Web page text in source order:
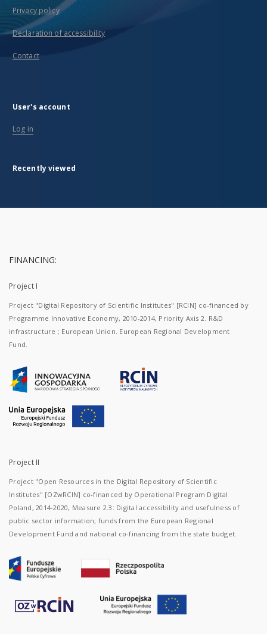
Privacy policy
Declaration of accessibility
Contact
User's account
Log in
Recently viewed
FINANCING:
Project I
Project "Digital Repository of Scientific Institutes" [RCIN] co-financed by
Programme Innovative Economy, 2010-2014, Priority Axis 2. R&D
infrastructure ; European Union. European Regional Development
Fund.
Project II
Project "Open Resources in the Digital Repository of Scientific
Institutes" [OZwRCIN] co-financed by Operational Program Digital
Poland, 2014-2020, Measure 2.3: Digital accessibility and usefulness of
public sector information; funds from the European Regional
Development Fund and national co-financing from the state budget.